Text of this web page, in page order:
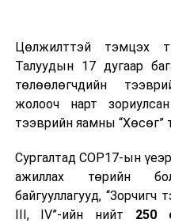
Цөлжилттэй тэмцэх
Талуудын 17 дугаар
төлөөлөгчдийн
жолооч нарт
тээврийн яамны “Хөсөг”
Сургалтад COP17-ын
ажиллах төрийн
байгууллагууд, “Зорчигч
III, IV”-ийн нийт 250